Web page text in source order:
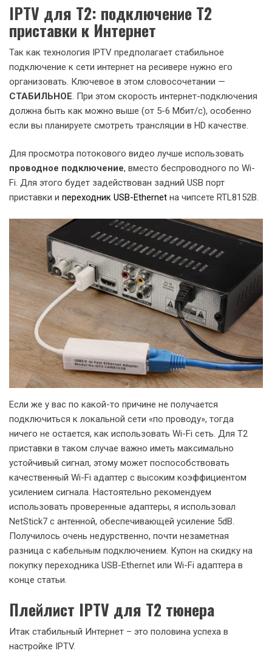
IPTV для Т2: подключение Т2
приставки к Интернет
Так как технология IPTV предполагает стабильное
подключение к сети интернет на ресивере нужно его
организовать. Ключевое в этом словосочетании —
СТАБИЛЬНОЕ . При этом скорость интернет-подключения
должна быть как можно выше (от 5-6 Мбит/с), особенно
если вы планируете смотреть трансляции в HD качестве.
Для просмотра потокового видео лучше использовать
проводное подключение, вместо беспроводного по Wi-
Fi. Для этого будет задействован задний USB порт
приставки и переходник USB-Ethernet на чипсете RTL8152B.
Если же у вас по какой-то причине не получается
подключиться к локальной сети «по проводу», тогда
ничего не остается, как использовать Wi-Fi сеть. Для Т2
приставки в таком случае важно иметь максимально
устойчивый сигнал, этому может поспособствовать
качественный Wi-Fi адаптер с высоким коэффициентом
усилением сигнала. Настоятельно рекомендуем
использовать проверенные адаптеры, я использовал
NetStick7 с антенной, обеспечивающей усиление 5dB.
Получилось очень недурственно, почти незаметная
разница с кабельным подключением. Купон на скидку на
покупку переходника USB-Ethernet или Wi-Fi адаптера в
конце статьи.
Плейлист IPTV для Т2 тюнера
Итак стабильный Интернет – это половина успеха в
настройке IPTV.